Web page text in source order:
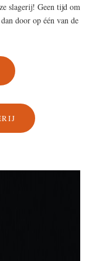
slagerij! Geen tijd om
door op één van de